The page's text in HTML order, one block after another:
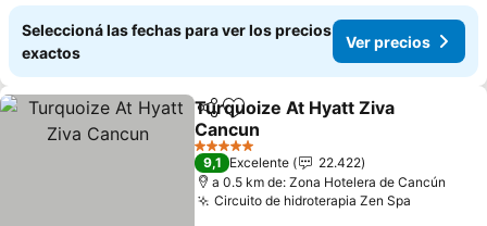
Seleccioná las fechas para ver los precios
exactos
Ver precios
Compartir
Añadir a favoritos
Turquoize At Hyatt Ziva
Cancun
Ver precios
5 Estrellas
9,1 Excelente
22.422
a 0.5 km de: Zona Hotelera de Cancún
Circuito de hidroterapia Zen Spa